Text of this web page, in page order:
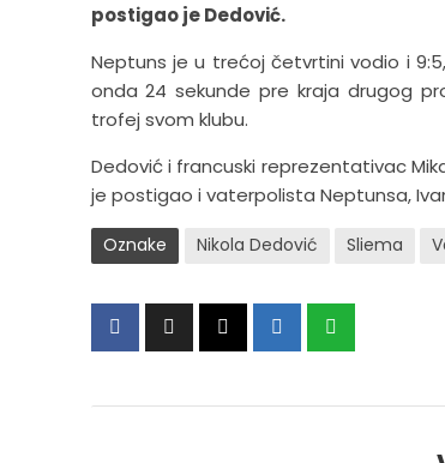
postigao je Dedović.
Neptuns je u trećoj četvrtini vodio i
onda 24 sekunde pre kraja drugog
trofej svom klubu.
Dedović i francuski reprezentativac
je postigao i vaterpolista Neptunsa,
Oznake Nikola Dedović Sliema